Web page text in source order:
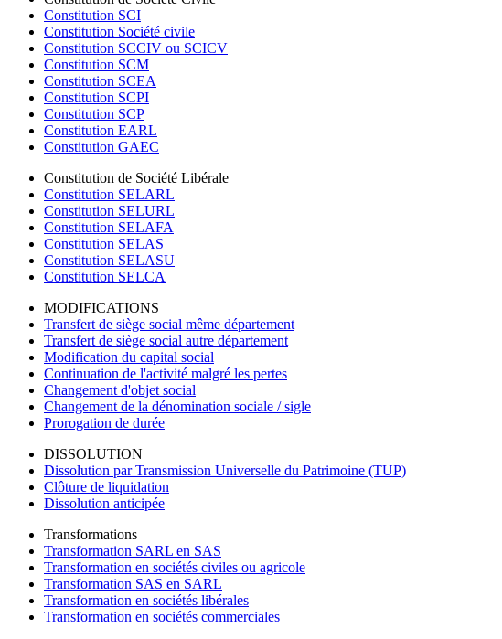
Constitution SCI
Constitution Société civile
Constitution SCCIV ou SCICV
Constitution SCM
Constitution SCEA
Constitution SCPI
Constitution SCP
Constitution EARL
Constitution GAEC
Constitution de Société Libérale
Constitution SELARL
Constitution SELURL
Constitution SELAFA
Constitution SELAS
Constitution SELASU
Constitution SELCA
MODIFICATIONS
Transfert de siège social même département
Transfert de siège social autre département
Modification du capital social
Continuation de l'activité malgré les pertes
Changement d'objet social
Changement de la dénomination sociale / sigle
Prorogation de durée
DISSOLUTION
Dissolution par Transmission Universelle du Patrimoine (TUP)
Clôture de liquidation
Dissolution anticipée
Transformations
Transformation SARL en SAS
Transformation en sociétés civiles ou agricole
Transformation SAS en SARL
Transformation en sociétés libérales
Transformation en sociétés commerciales